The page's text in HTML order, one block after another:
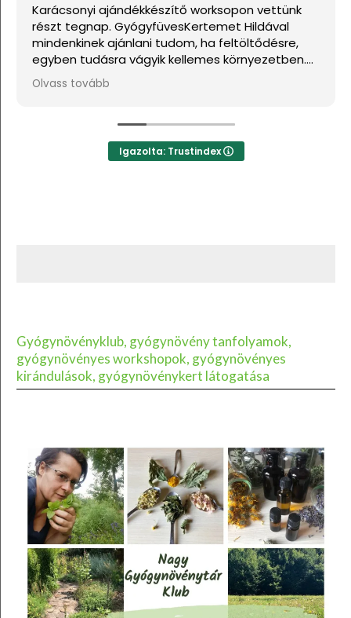
Karácsonyi ajándékkészítő worksopon vettünk
részt tegnap. GyógyfüvesKertemet Hildával
mindenkinek ajánlani tudom, ha feltöltődésre,
egyben tudásra vágyik kellemes környezetben.
Ha lehetne sokkal több csillagot adni, akkor azt
mind adnám.
Olvass tovább
Igazolta: Trustindex
Gyógynövényklub, gyógynövény tanfolyamok,
gyógynövényes workshopok, gyógynövényes
kirándulások, gyógynövénykert látogatása